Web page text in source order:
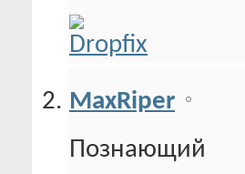
MaxRiper
Познающий